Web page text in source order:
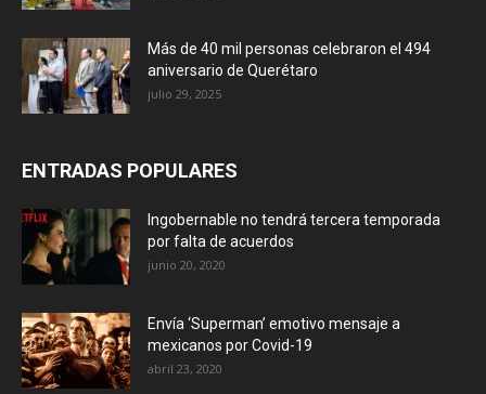
Más de 40 mil personas celebraron el 494
aniversario de Querétaro
julio 29, 2025
ENTRADAS POPULARES
Ingobernable no tendrá tercera temporada
por falta de acuerdos
junio 20, 2020
Envía ‘Superman’ emotivo mensaje a
mexicanos por Covid-19
abril 23, 2020